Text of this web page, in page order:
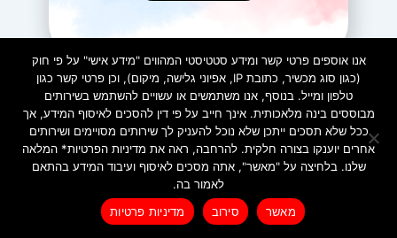
מדיניות פרטיות
Created by INTORYA. All rights reserved. | 0586730023לרכישת ספרי הילדים
אנו אוספים פרטי קשר ומידע סטטיסטי המהווים "מידע אישי" על פי חוק
(כגון סוג מכשיר, כתובת IP, אפיוני גלישה, מיקום), וכן פרטי קשר כגון
טלפון ומייל. בנוסף, אנו משתמשים או עשויים להשתמש בשירותים
מבוססים בינה מלאכותית. אינך חייב על פי דין להסכים לאיסוף המידע, אך
ככל שלא תסכים ייתכן שלא נוכל להעניק לך שירותים מסויימים ושירותים
אחרים יוענקו בצורה חלקית. להרחבה, ראה את מדיניות הפרטיות* המלאה
שלנו. בלחיצה על "מאשר", אתה מסכים לאיסוף ועיבוד המידע בהתאם
לאמור בה.
מאשר
סירוב מדיניות פרטיות